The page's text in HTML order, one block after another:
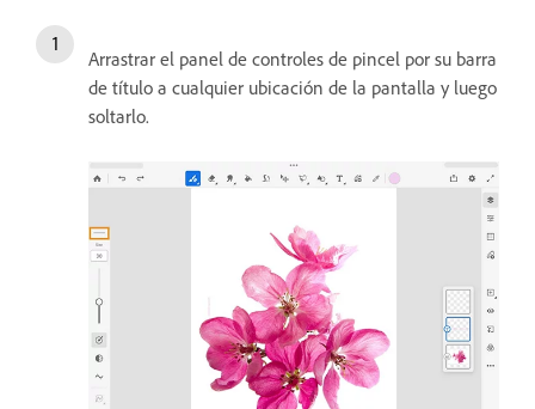
Arrastrar el panel de controles de pincel por su barra
de título a cualquier ubicación de la pantalla y luego
soltarlo.